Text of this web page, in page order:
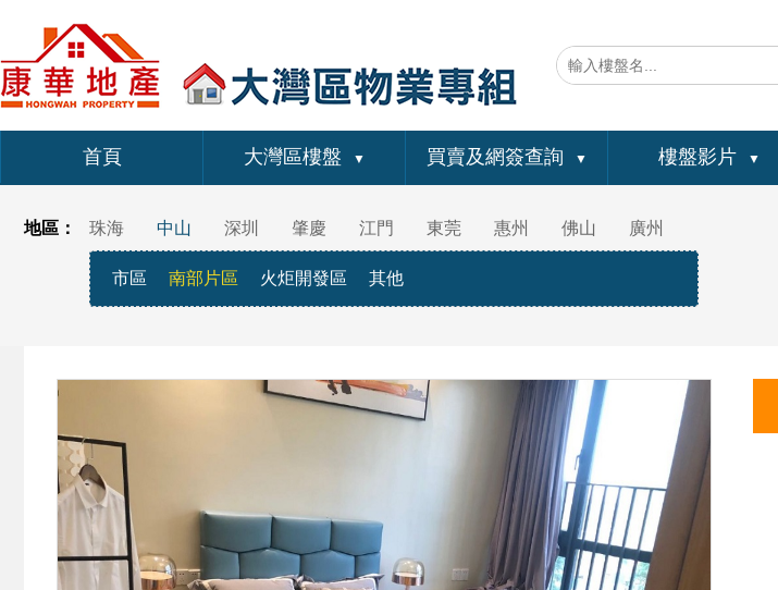
首頁 大灣區樓盤 ▼ 買賣及網簽查詢 ▼ 樓盤影片 ▼
地區： 珠海 中山
市區 南部片區 火炬開發區 其他
深圳 肇慶 江門 東莞 惠州 佛山 廣州